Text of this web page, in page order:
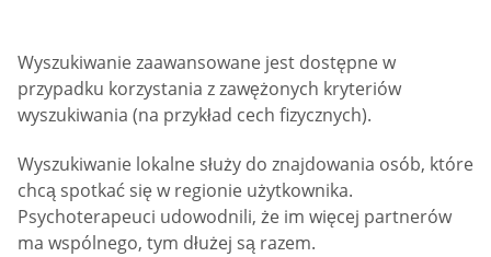
Wyszukiwanie zaawansowane jest dostępne w
przypadku korzystania z zawężonych kryteriów
wyszukiwania (na przykład cech fizycznych).
Wyszukiwanie lokalne służy do znajdowania osób, które
chcą spotkać się w regionie użytkownika.
Psychoterapeuci udowodnili, że im więcej partnerów
ma wspólnego, tym dłużej są razem.